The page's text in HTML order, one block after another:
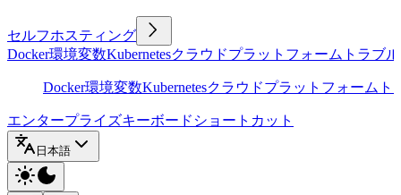
セルフホスティング
Docker環境変数Kubernetesクラウドプラットフォーム トラブ
Docker環境変数Kubernetesクラウドプラットフォーム ト
エンタープライズキーボードショートカット
日本語